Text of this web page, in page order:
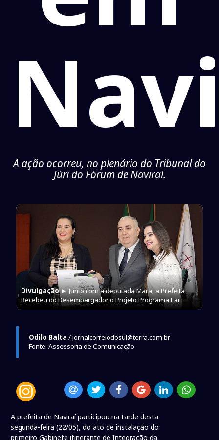
A ação ocorreu, no plenário do Tribunal do
Júri do Fórum de Naviraí.
Divulgação► Junto com a deputada Mara, a Prefeita
Recebeu do Desembargador o Projeto Programa Lar
Odilo Balta / jornalcorreiodosul@terra.com.br
Fonte: Assessoria de Comunicação
A prefeita de Naviraí participou na tarde desta
segunda-feira (22/05), do ato de instalação do
primeiro Gabinete itinerante de Integração da